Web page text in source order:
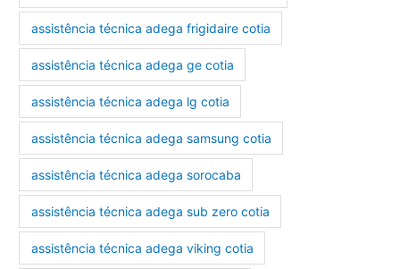
assistência técnica adega frigidaire cotia
assistência técnica adega ge cotia
assistência técnica adega lg cotia
assistência técnica adega samsung cotia
assistência técnica adega sorocaba
assistência técnica adega sub zero cotia
assistência técnica adega viking cotia